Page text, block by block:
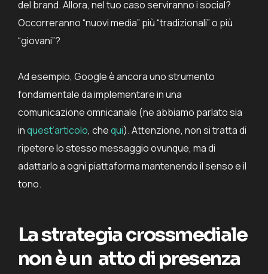
del brand. Allora, nel tuo caso serviranno i social?
Occorreranno “nuovi media” più “tradizionali” o più
“giovani”?
Ad esempio, Google è ancora uno strumento
fondamentale da implementare in una
comunicazione omnicanale (ne abbiamo parlato sia
inquest’articolo, chequi).Attenzione, non si tratta di
ripetere lo stesso messaggio ovunque, ma di
adattarlo a ogni piattaforma mantenendo il senso e il
tono.
La strategia crossmediale
non è un atto di presenza